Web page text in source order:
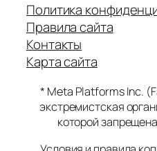
Политика
Правила сайта
Контакты
Карта сайта
* Meta Platforms Inc.
экстремистская
которой